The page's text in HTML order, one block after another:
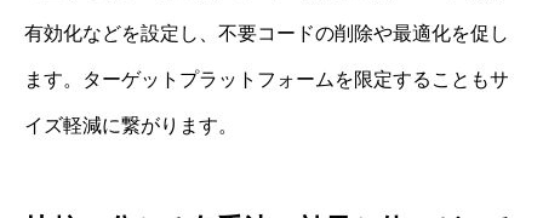
有効化などを設定し、不要コードの削除や最適化を促し
ます。ターゲットプラットフォームを限定することもサ
イズ軽減に繋がります。